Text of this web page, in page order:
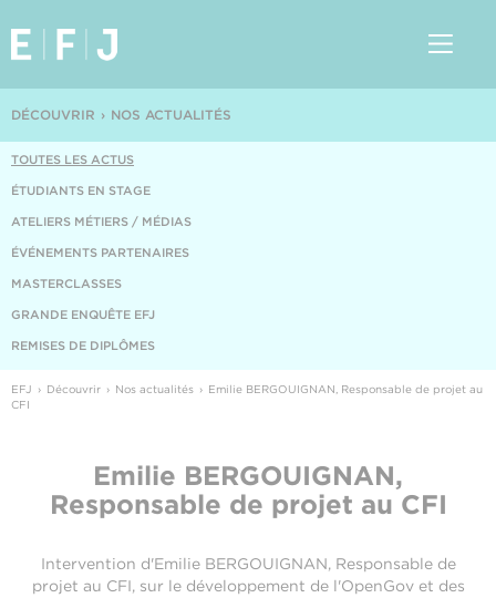
NOS ACTUALITÉS
DÉCOUVRIR
TOUTES LES ACTUS
ÉTUDIANTS EN STAGE
ATELIERS MÉTIERS / MÉDIAS
ÉVÉNEMENTS PARTENAIRES
MASTERCLASSES
GRANDE ENQUÊTE EFJ
REMISES DE DIPLÔMES
EFJ Découvrir Nos actualités
Emilie BERGOUIGNAN, Responsable de projet au
CFI
Emilie BERGOUIGNAN,
Responsable de projet au CFI
Intervention d'Emilie BERGOUIGNAN, Responsable de
projet au CFI, sur le développement de l'OpenGov et des